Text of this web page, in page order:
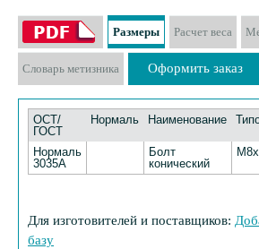
Размеры Расчет веса
Словарь метизника Оформить заказ
ОСТ/
ГОСТ
Нормаль Наименование
Нормаль
3035А
Болт
конический
Для изготовителей и поставщиков:
базу